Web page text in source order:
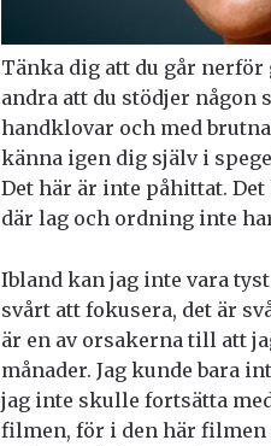
Tänka dig att du går
andra att du stödjer någon
handklovar och med
känna igen dig själv i
Det här är inte påhittat.
där lag och ordning inte
Ibland kan jag inte vara
svårt att fokusera, det är
är en av orsakerna till att
månader. Jag kunde bara
jag inte skulle fortsätta
filmen, för i den här filmen